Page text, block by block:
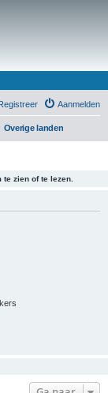
Aanmelden
Overige landen
zien of te lezen.